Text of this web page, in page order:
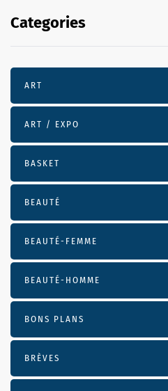
Categories
ART
ART / EXPO
BASKET
BEAUTÉ
BEAUTÉ-FEMME
BEAUTÉ-HOMME
BONS PLANS
BRÈVES